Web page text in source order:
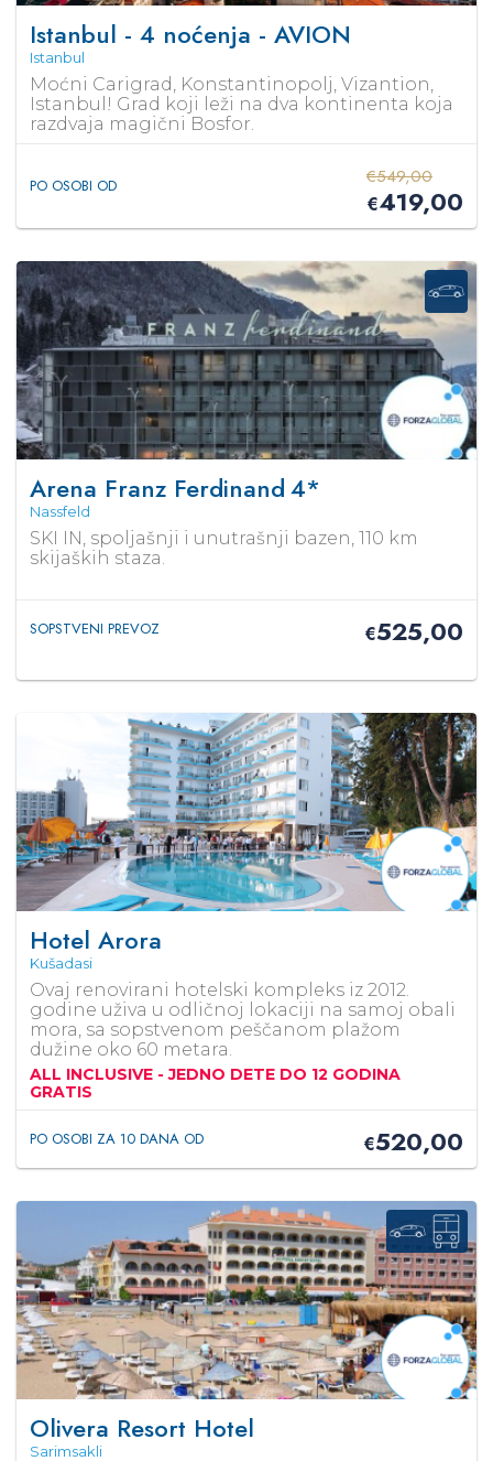
Istanbul - 4 noćenja - AVION
Istanbul
Moćni Carigrad, Konstantinopolj, Vizantion,
Istanbul! Grad koji leži na dva kontinenta koja
razdvaja magični Bosfor.
PO OSOBI OD €549,00
€419,00
Arena Franz Ferdinand4*
Nassfeld
SKI IN, spoljašnji i unutrašnji bazen, 110 km
skijaških staza.
SOPSTVENI PREVOZ €525,00
Hotel Arora
Kušadasi
Ovaj renovirani hotelski kompleks iz 2012.
godine uživa u odličnoj lokaciji na samoj obali
mora, sa sopstvenom peščanom plažom
dužine oko 60 metara.
ALL INCLUSIVE - JEDNO DETE DO 12 GODINA
GRATIS
PO OSOBI ZA 10 DANA OD €520,00
Olivera Resort Hotel
Sarimsakli